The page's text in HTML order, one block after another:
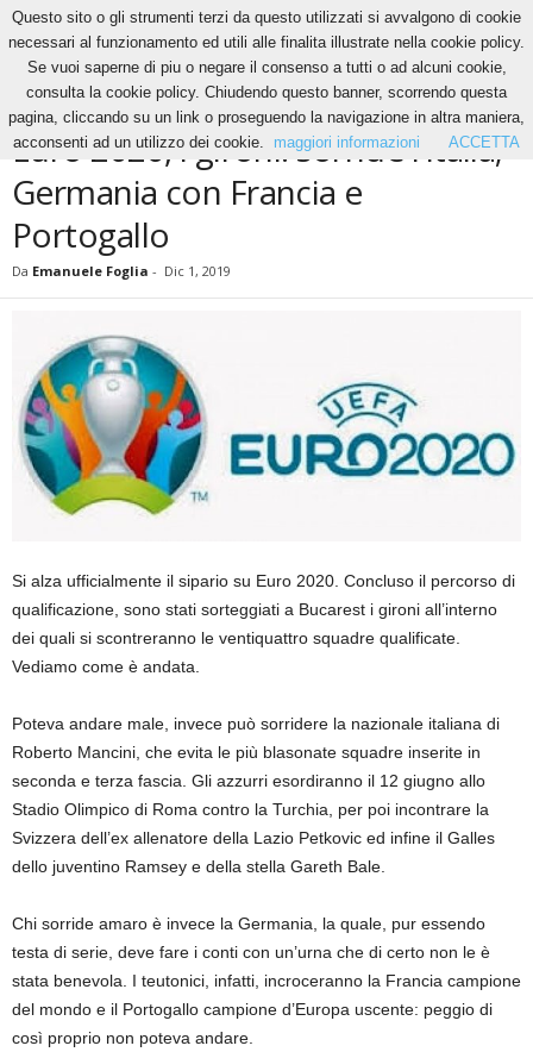
Calcio Euro 2020, i gironi: sorride l’Italia; Germania con Francia e Portogallo
CALCIO
Euro 2020, i gironi: sorride l’Italia;
Germania con Francia e
Portogallo
Da Emanuele Foglia - Dic 1, 2019
Si alza ufficialmente il sipario su Euro 2020. Concluso il percorso di
qualificazione, sono stati sorteggiati a Bucarest i gironi all’interno
dei quali si scontreranno le ventiquattro squadre qualificate.
Vediamo come è andata.
Poteva andare male, invece può sorridere la nazionale italiana di
Roberto Mancini, che evita le più blasonate squadre inserite in
seconda e terza fascia. Gli azzurri esordiranno il 12 giugno allo
Stadio Olimpico di Roma contro la Turchia, per poi incontrare la
Svizzera dell’ex allenatore della Lazio Petkovic ed infine il Galles
dello juventino Ramsey e della stella Gareth Bale.
Chi sorride amaro è invece la Germania, la quale, pur essendo
testa di serie, deve fare i conti con un’urna che di certo non le è
stata benevola. I teutonici, infatti, incroceranno la Francia campione
del mondo e il Portogallo campione d’Europa uscente: peggio di
così proprio non poteva andare.
Questo sito o gli strumenti terzi da questo utilizzati si avvalgono di cookie
necessari al funzionamento ed utili alle finalita illustrate nella cookie policy.
Se vuoi saperne di piu o negare il consenso a tutti o ad alcuni cookie,
consulta la cookie policy. Chiudendo questo banner, scorrendo questa
pagina, cliccando su un link o proseguendo la navigazione in altra maniera,
acconsenti ad un utilizzo dei cookie.
maggiori informazioni ACCETTA